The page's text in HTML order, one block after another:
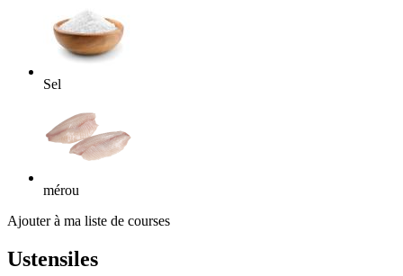
Sel
mérou
Ajouter à ma liste de courses
Ustensiles